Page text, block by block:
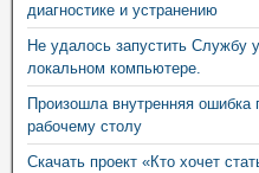
диагностике и устранению
Не удалось запустить Службу
локальном компьютере.
Произошла внутренняя
рабочему столу
Скачать проект «Кто хочет